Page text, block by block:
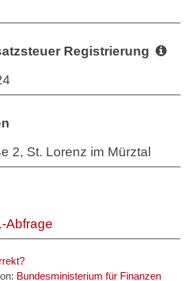
Registrierung
2, St. Lorenz im Mürztal
Abfrage
Bundesministerium für Finanzen